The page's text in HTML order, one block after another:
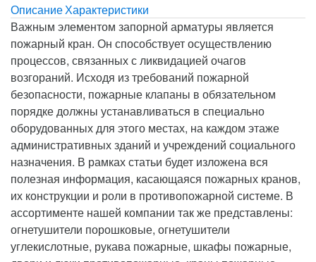
ОписаниеХарактеристики
Важным элементом запорной арматуры является
пожарный кран. Он способствует осуществлению
процессов, связанных с ликвидацией очагов
возгораний. Исходя из требований пожарной
безопасности, пожарные клапаны в обязательном
порядке должны устанавливаться в специально
оборудованных для этого местах, на каждом этаже
административных зданий и учреждений социального
назначения. В рамках статьи будет изложена вся
полезная информация, касающаяся пожарных кранов,
их конструкции и роли в противопожарной системе. В
ассортименте нашей компании так же представлены:
огнетушители порошковые, огнетушители
углекислотные, рукава пожарные, шкафы пожарные,